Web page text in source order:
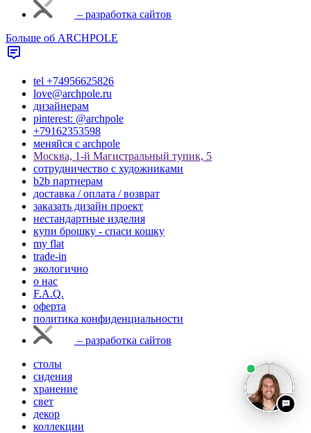
– разработка сайтов
Больше об ARCHPOLE
tel +74956625826
love@archpole.ru
дизайнерам
pinterest: @archpole
+79162353598
меняйся с аrchpole
Москва, 1-й Магистральный тупик, 5
cотрудничество с художниками
b2b партнерам
доставка / оплата / возврат
заказать дизайн проект
нестандартные изделия
купи брошку - спаси кошку
my flat
trade-in
экологично
о нас
F.A.Q.
оферта
политика конфиденциальности
– разработка сайтов
столы
сидения
хранение
свет
декор
коллекции